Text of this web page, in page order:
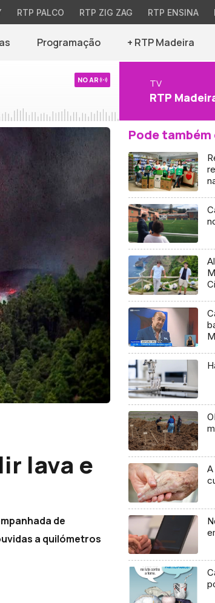
RTP PALCO RTP ZIG ZAG RTP ENSINA
Programação + RTP Madeira
NO AR TV
RTP
lava e
de
a quilómetros
Pode